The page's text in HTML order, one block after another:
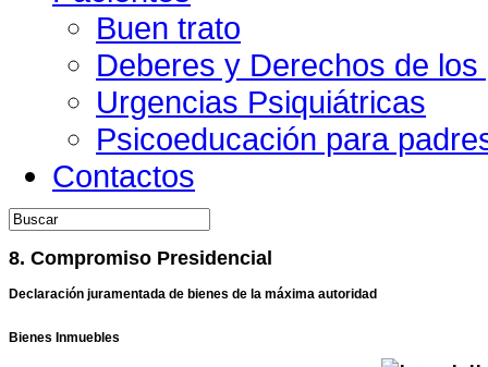
Buen trato
Deberes y Derechos de los
Urgencias Psiquiátricas
Psicoeducación para
Contactos
8. Compromiso Presidencial
Declaración juramentada de bienes de la máxima autoridad
Bienes Inmuebles